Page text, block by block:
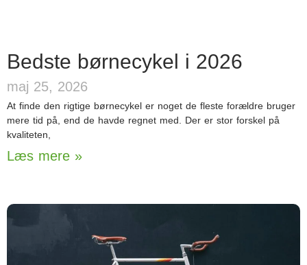
Bedste børnecykel i 2026
maj 25, 2026
At finde den rigtige børnecykel er noget de fleste forældre bruger
mere tid på, end de havde regnet med. Der er stor forskel på
kvaliteten,
Læs mere »